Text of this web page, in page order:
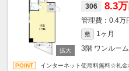
306 8.3万
0.4万
敷 1ヶ月
3階 ワンルー
インターネット使用料無料☆礼